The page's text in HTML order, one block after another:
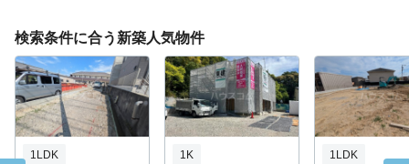
検索条件に合う新築人気物件
1LDK 1K 1LDK